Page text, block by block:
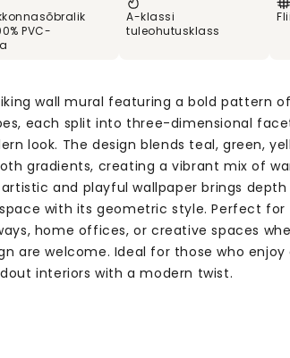
PVC-
A-klassi
tuleohutusklass
wall mural featuring a bold pattern
each split into three-dimensional
look. The design blends teal, green,
gradients, creating a vibrant mix of
artistic and playful wallpaper brings
with its geometric style. Perfect for
home offices, or creative spaces
are welcome. Ideal for those who
interiors with a modern twist.